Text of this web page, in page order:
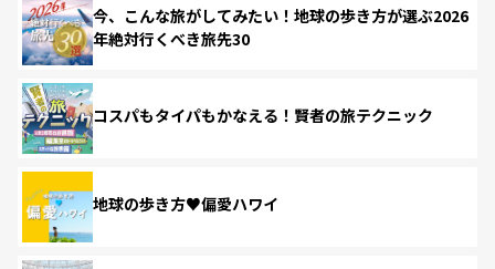
今、こんな旅がしてみたい！地球の歩き方が選ぶ2026
年絶対行くべき旅先30
コスパもタイパもかなえる！賢者の旅テクニック
地球の歩き方♥偏愛ハワイ